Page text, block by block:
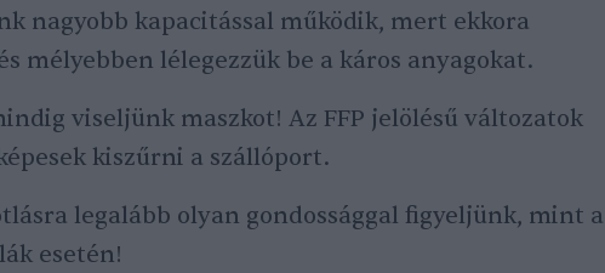
nagyobb kapacitással működik, mert ekkora
mélyebben lélegezzük be a káros anyagokat.
viseljünk maszkot! Az FFP jelölésű változatok
kiszűrni a szállóport.
legalább olyan gondossággal figyeljünk, mint a
esetén!